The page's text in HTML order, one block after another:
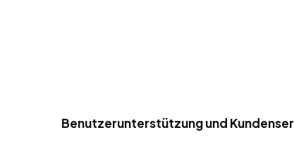
Benutzerunterstützung und